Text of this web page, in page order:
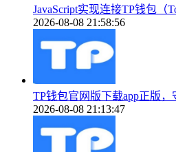
JavaScript实现连接TP钱包（
2026-08-08 21:58:56
TP钱包官网版下载app正版
2026-08-08 21:13:47